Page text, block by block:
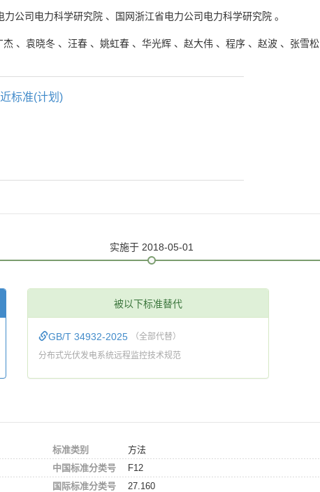
力公司电力科学研究院 、 国网浙江省电力公司电力科学研究院 。
杰 、 袁晓冬 、 汪春 、 姚虹春 、 华光辉 、 赵大伟 、 程序 、 赵波 、 张雪松
标准(计划)
实施于 2018-05-01
被以下标准替代
GB/T 34932-2025 （全部代替）
分布式光伏发电系统远程监控技术规范
标准类别
方法
中国标准分类号
F12
国际标准分类号
27.160